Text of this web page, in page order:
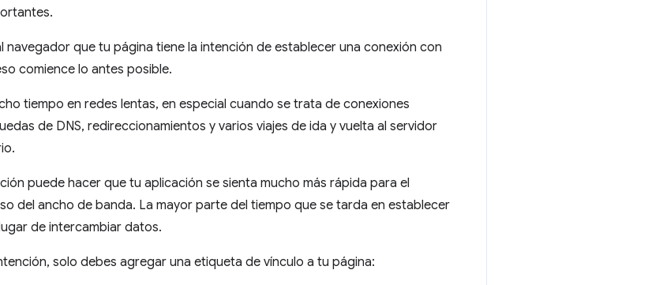
navegador que tu página tiene la intención de establecer una conexión con
comience lo antes posible.
tiempo en redes lentas, en especial cuando se trata de conexiones
de DNS, redireccionamientos y varios viajes de ida y vuelta al servidor
puede hacer que tu aplicación se sienta mucho más rápida para el
del ancho de banda. La mayor parte del tiempo que se tarda en establecer
de intercambiar datos.
solo debes agregar una etiqueta de vínculo a tu página: